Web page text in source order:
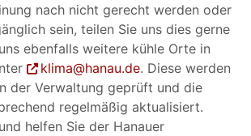
nach nicht gerecht werden oder
sein, teilen Sie uns dies gerne
ebenfalls weitere kühle Orte in
klima@hanau.de. Diese werden
der Verwaltung geprüft und die
regelmäßig aktualisiert.
helfen Sie der Hanauer